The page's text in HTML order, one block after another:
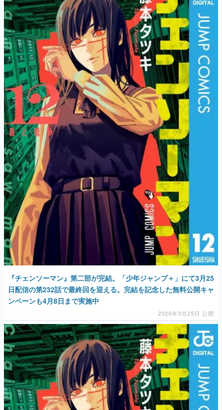
『チェンソーマン』第二部が完結。「少年ジャンプ＋」にて3月25
日配信の第232話で最終回を迎える。完結を記念した無料公開キャ
ンペーンも4月8日まで実施中
2026年3月25日 公開